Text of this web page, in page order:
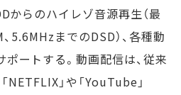
からのハイレゾ音源再生（最
までのDSD）、各種動
ートする。動画配信は、従来
NETFLIX」や「YouTube」